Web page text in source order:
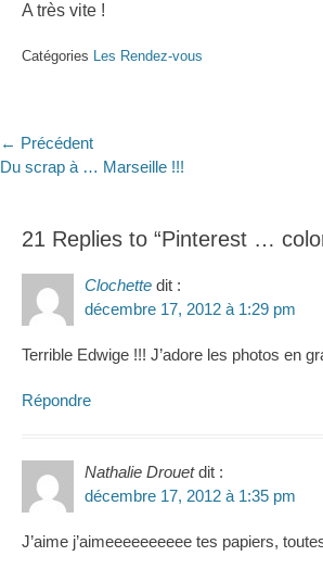
A très vite !
Catégories Les Rendez-vous
Navigation
de
← Précédent
Article
Du scrap à … Marseille !!!
21 Replies to “Pinterest …
Clochette dit :
décembre 17, 2012 à 1:29 pm
Terrible Edwige !!! J’adore les photos en
Répondre
Nathalie Drouet dit :
décembre 17, 2012 à 1:35 pm
J’aime j’aimeeeeeeeeee tes papiers,